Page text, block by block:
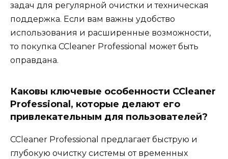
задач для регулярной очистки и техническая
поддержка. Если вам важны удобство
использования и расширенные возможности,
то покупка CCleaner Professional может быть
оправдана.
Каковы ключевые особенности CCleaner
Professional, которые делают его
привлекательным для пользователей?
CCleaner Professional предлагает быструю и
глубокую очистку системы от временных